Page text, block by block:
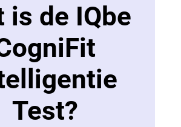
is de IQbe
Test?